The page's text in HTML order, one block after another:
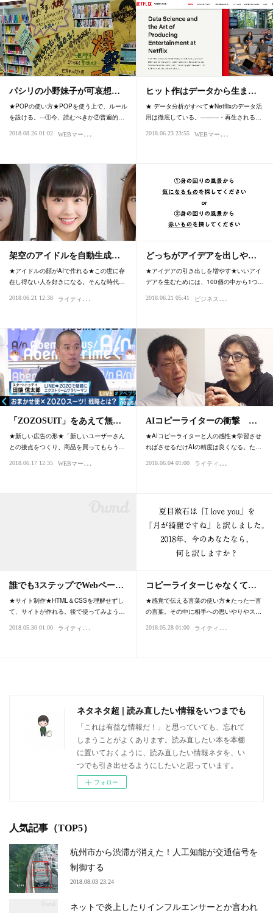
パシリの小野妹子が可哀想…
★POPの使い方★POPを使う上で、ルール
を設ける。---①今、読むべきか②普遍的…
2018.08.26 01:02 W
EBマーケティング ライティング・デザイン 未来の話
ヒット作はデータから生ま…
★ データ分析がすべて★Netflixのデータ活
用は徹底している。----------・再生される…
2018.06.23 23:55 W
EBマーケティング
架空のアイドルを自動生成…
★アイドルの顔がAIで作れる★この世に存
在し得ない人を好きになる。そんな時代…
2018.06.21 12:38 ラ
イティング・デザイン 未来の話
どっちがアイデアを出しや…
★アイデアの引き出しを増やす★いいアイ
デアを生むためには、100個の中から1つ…
2018.06.21 05:41 ビ
ジネスの種
「ZOZOSUIT」をあえて無…
★新しい広告の形★「新しいユーザーさん
との接点をつくり、商品を買ってもらう…
2018.06.17 12:35 W
EBマーケティング ライティング・デザイン
AIコピーライターの衝撃 …
★AIコピーライターと人の感性★学習させ
ればさせるだけAIの精度は良くなる。た…
2018.06.04 01:00 ラ
イティング・デザイン
誰でも3ステップでWebペー…
★サイト制作★HTML＆CSSを理解せずし
て、サイトが作れる。後で使ってみよう…
2018.05.30 01:00 ラ
イティング・デザイン
コピーライターじゃなくて…
★感覚で伝える言葉の使い方★たった一言
の言葉。その中に相手への思いやりやス…
2018.05.28 01:00 ラ
イティング・デザイン
ネタネタ超 | 読み直したい情報をいつまでも
「これは有益な情報だ！」と思っていても、忘れて
しまうことがよくあります。読み直したい本を本棚
に置いておくように、読み直したい情報ネタを、い
つでも引き出せるようにしたいと思っています。
フォロー
人気記事（TOP5）
杭州市から渋滞が消えた！人工知能が交通信号を
制御する
2018.08.03 23:24
ネットで炎上したりインフルエンサーとか言われ